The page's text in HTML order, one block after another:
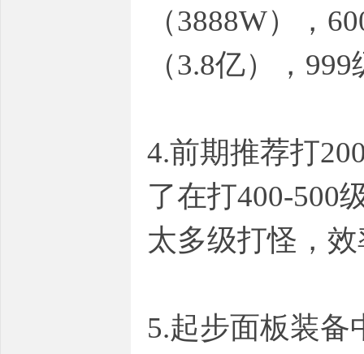
（3888W），
（3.8亿），
4.前期推荐打
了在打400-500
太多级打怪，
5.起步面板装